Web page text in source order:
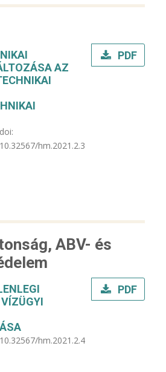
AZ
doi:
10.32567/hm.2021.2.3
PDF
ABV- és
10.32567/hm.2021.2.4
PDF